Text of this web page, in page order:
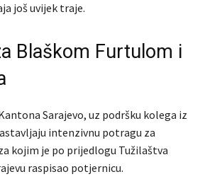
još uvijek traje.
Blaškom Furtulom i
Sarajevo, uz podršku kolega iz
intenzivnu potragu za
kojim je po prijedlogu Tužilaštva
raspisao potjernicu.